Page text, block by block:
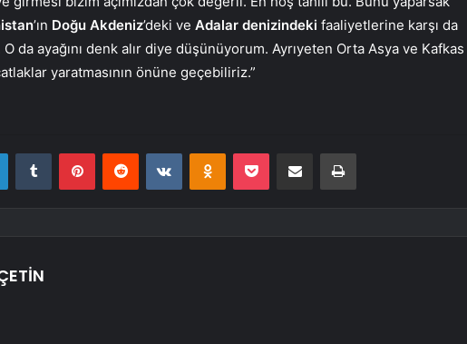
’ın Doğu Akdeniz’deki ve Adalar denizindeki faaliyetlerine karşı da
da ayağını denk alır diye düşünüyorum. Ayrıyeten Orta Asya ve Kafkas
yaratmasının önüne geçebiliriz.”
LinkedInTumblr PinterestReddit VKontakteOdnoklassniki
Pocket E-Posta ile paylaş Yazdır